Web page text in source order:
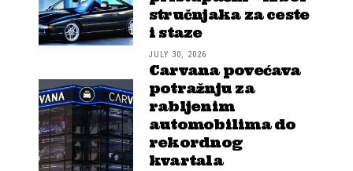
stručnjaka za ceste
i staze
JULY 30, 2026
Carvana povećava
potražnju za
rabljenim
automobilima do
rekordnog
kvartala